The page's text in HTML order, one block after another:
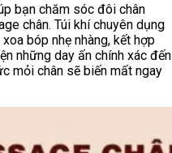
bạn chăm sóc đôi chân
chân. Túi khí chuyên dụng
bóp nhẹ nhàng, kết hợp
những day ấn chính xác đến
mỏi chân sẽ biến mất ngay